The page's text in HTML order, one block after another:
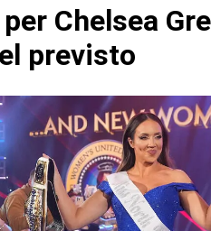
Chelsea
previsto